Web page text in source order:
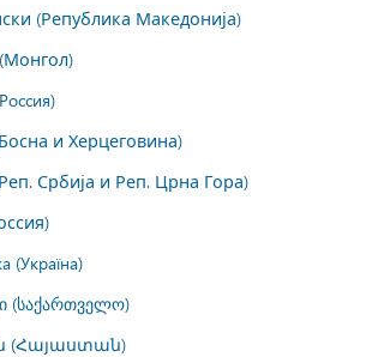
(Република Македонија)
и Херцеговина)
Србија и Реп. Црна Гора)
(Україна)
(საქართველო)
(Հայաստան)